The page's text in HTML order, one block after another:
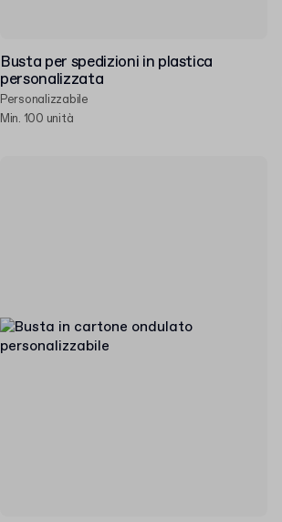
Busta per spedizioni in plastica
personalizzata
Personalizzabile
Min. 100 unità